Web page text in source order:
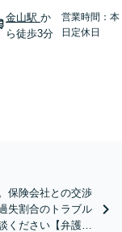
金山駅 か
ら徒歩3分
営業時間：本
日定休日
保険会社との交渉
失割合のトラブル
ください【弁護士